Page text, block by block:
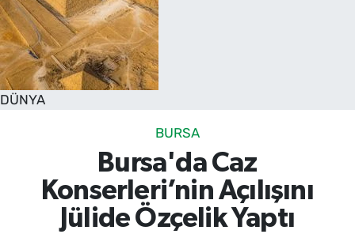
DÜNYA
BURSA
Bursa'da Caz
Konserleri’nin Açılışını
Jülide Özçelik Yaptı